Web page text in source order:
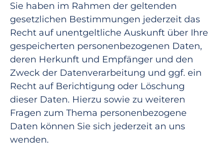
Sie haben im Rahmen der geltenden
gesetzlichen Bestimmungen jederzeit das
Recht auf unentgeltliche Auskunft über Ihre
gespeicherten personenbezogenen Daten,
deren Herkunft und Empfänger und den
Zweck der Datenverarbeitung und ggf. ein
Recht auf Berichtigung oder Löschung
dieser Daten. Hierzu sowie zu weiteren
Fragen zum Thema personenbezogene
Daten können Sie sich jederzeit an uns
wenden.